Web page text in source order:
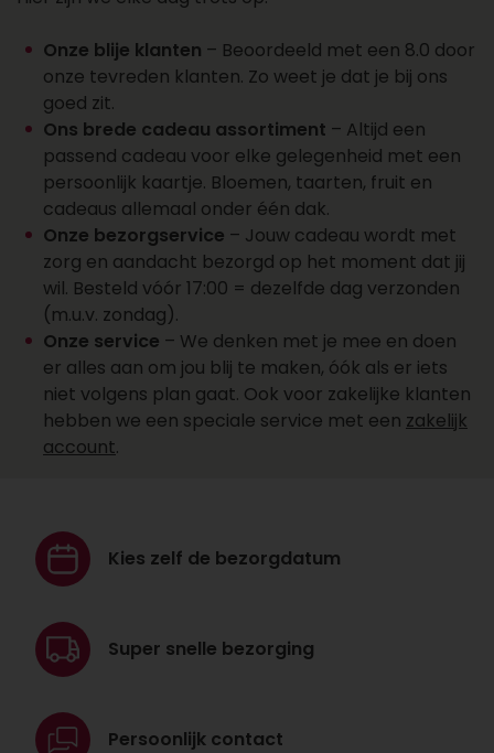
een account aan
Wil je over een week of later een cadeau laten
bezorgen? Dat kan. Zo plan je cadeaus vooruit
en vergeet je ze niet. Kies de juiste datum bij je
bestelling en wij regelen de rest. Wil je een groot
aantal cadeaus laten bezorgen? Onze sales
afdeling staat klaar voor al je cadeaus, offertes,
personalisaties en account aanvragen. Maak
een account aan, vraag online een offerte aan of
neem contact op met ons salesteam voor
vragen over het bezorgen van een cadeau.
Bereik ons op 088 - 110 80 88 of via
sales@topgeschenken.nl.
Onze blije klanten – Beoordeeld met een 8.0 door
onze tevreden klanten. Zo weet je dat je bij ons
goed zit.
Ons brede cadeau assortiment – Altijd een
passend cadeau voor elke gelegenheid met een
persoonlijk kaartje. Bloemen, taarten, fruit en
cadeaus allemaal onder één dak.
Onze bezorgservice – Jouw cadeau wordt met
zorg en aandacht bezorgd op het moment dat jij
wil. Besteld vóór 17:00 = dezelfde dag verzonden
(m.u.v. zondag).
Onze service – We denken met je mee en doen
er alles aan om jou blij te maken, óók als er iets
niet volgens plan gaat. Ook voor zakelijke klanten
hebben we een speciale service met een zakelijk
account.
Kies zelf de bezorgdatum
Super snelle bezorging
Persoonlijk contact